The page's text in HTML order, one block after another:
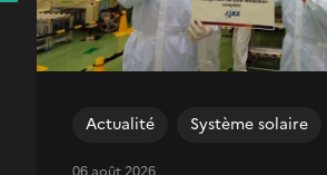
Actualité Système solaire